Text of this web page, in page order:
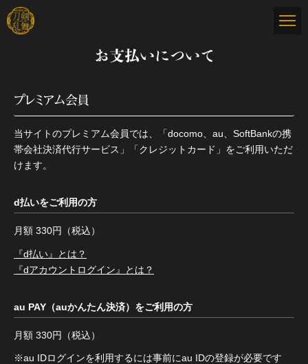
お支払いについて
プレミアム会員
当サイトのプレミアム会員では、「docomo、au、SoftBankの携
帯会社決済代行サービス」「クレジットカード」をご利用いただ
けます。
d払いをご利用の方
月額 330円（税込）
『d払い』とは？
『dアカウントログイン』とは？
au PAY（auかんたん決済）をご利用の方
月額 330円（税込）
※au IDログインを利用するには事前にau IDの登録が必要です